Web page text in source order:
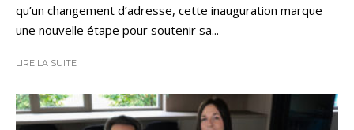
qu’un changement d’adresse, cette inauguration marque
une nouvelle étape pour soutenir sa...
LIRE LA SUITE